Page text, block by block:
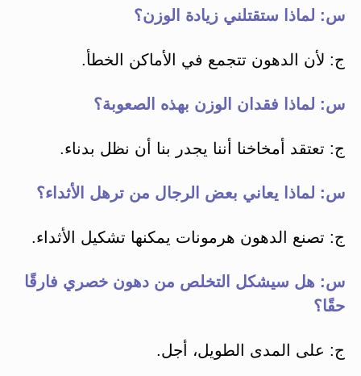
س: لماذا ستقتلني زيادة الوزن؟
ج: لأن الدهون تتجمع في الأماكن الخطأ.
س: لماذا فقدان الوزن بهذه الصعوبة؟
ج: تعتقد أمخاخنا أننا يجدر بنا أن نظل بدناء.
س: لماذا يعاني بعض الرجال من ترهل الأثداء؟
ج: تصنع الدهون هرمونات يمكنها تشكيل الأثداء.
س: هل سيشكل التخلص من دهون خصري فارقًا
حقًا؟
ج: على المدى الطويل، أجل.